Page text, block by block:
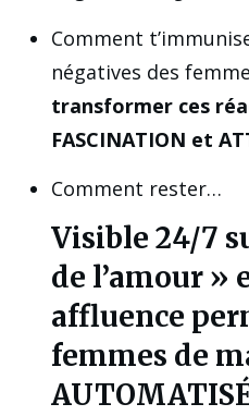
Comment
négatives des
transformer ces
FASCINATION et
Comment rester…
Visible 24/7
de l’amour »
affluence
femmes de